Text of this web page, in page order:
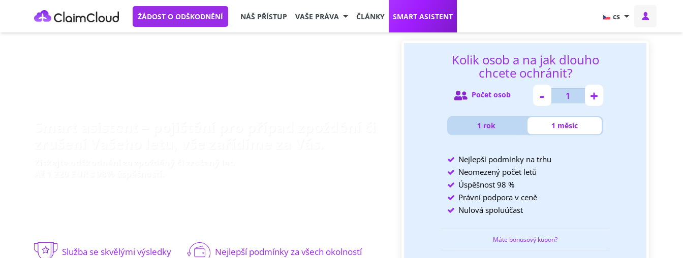
ŽÁDOST O ODŠKODNĚNÍ NÁŠ PŘÍSTUP VAŠE PRÁVA ČLÁNKY SMART ASISTENT cs
Služba se skvělými výsledky Nejlepší podmínky za všech okolností
Kolik osob a na jak dlouho
chcete ochránit?
Počet osob - +
1 rok 1 měsíc
Nejlepší podmínky na trhu
Neomezený počet letů
Úspěšnost 98 %
Právní podpora v ceně
Nulová spoluúčast
Máte bonusový kupon?